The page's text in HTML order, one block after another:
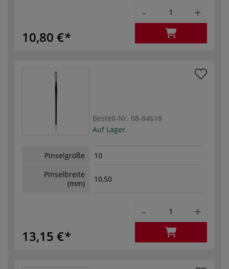
10,80 €
- +
Bestell-Nr. 08-84618
Auf Lager.
Pinselgröße
10
Pinselbreite
(mm)
10,50
13,15 €
- +